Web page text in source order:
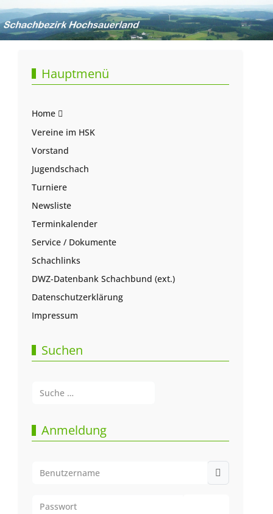
Hauptmenü
Home
Vereine im HSK
Vorstand
Jugendschach
Turniere
Newsliste
Terminkalender
Service / Dokumente
Schachlinks
DWZ-Datenbank Schachbund (ext.)
Datenschutzerklärung
Impressum
Suchen
Anmeldung